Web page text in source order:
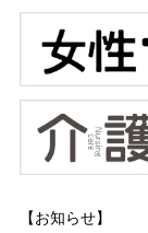
【お知らせ】